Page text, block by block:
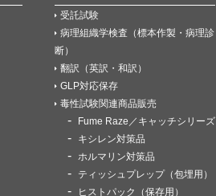
受託試験
病理組織学検査（標本作製・病理診
断）
翻訳（英訳・和訳）
GLP対応保存
毒性試験関連商品販売
Fume Raze／キャッチシリーズ
キシレン対策品
ホルマリン対策品
ティッシュプレップ（包埋用）
ヒストパック（保存用）